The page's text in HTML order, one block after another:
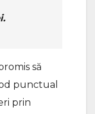
să
punctual
prin